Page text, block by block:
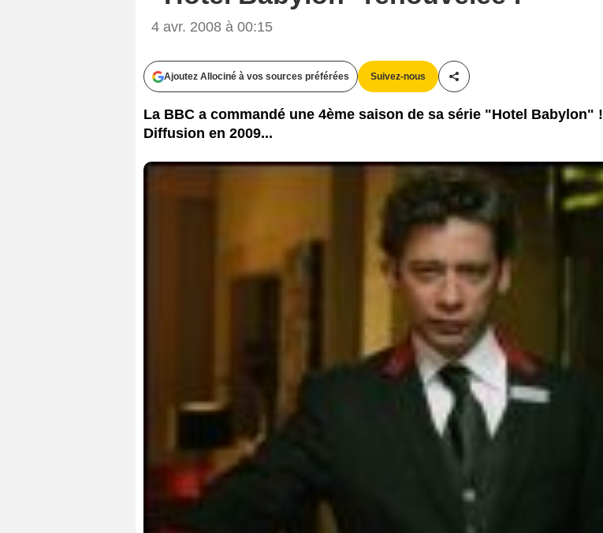
4 avr. 2008 à 00:15
Ajoutez Allociné à vos sources préférées Suivez-nous
Partager cet article
La BBC a commandé une 4ème saison de sa série "Hotel Babylon" !
Diffusion en 2009...